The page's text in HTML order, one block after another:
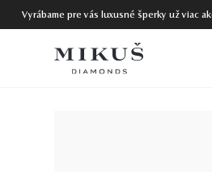
Vyrábame pre vás luxusné šperky už viac